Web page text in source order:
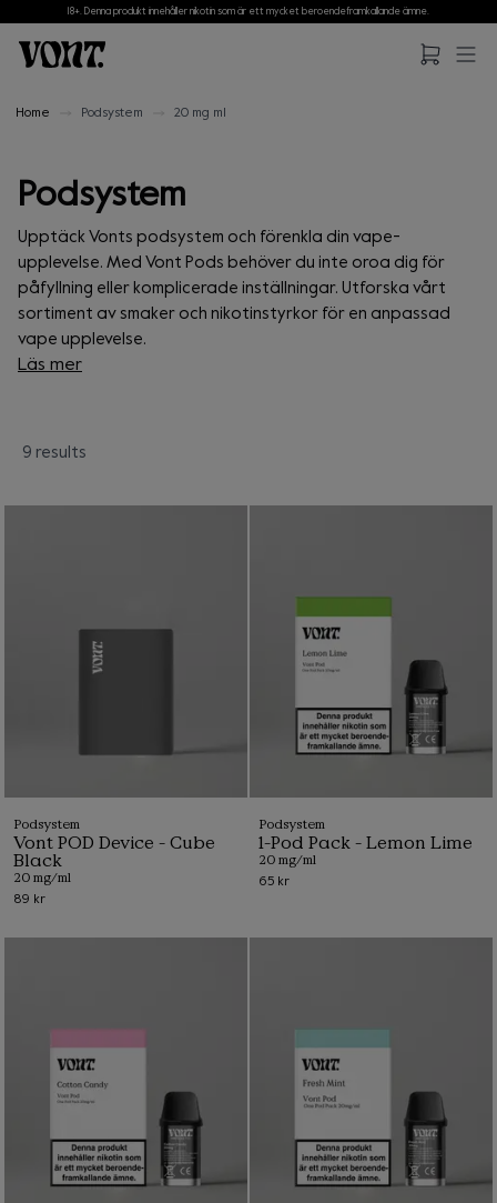
Hoppa till huvudinnehåll
18+. Denna produkt innehåller nikotin som är ett mycket beroendeframkallande ämne.
Home Podsystem 20 mg ml
Podsystem
Upptäck Vonts podsystem och förenkla din vape-
upplevelse. Med Vont Pods behöver du inte oroa dig för
påfyllning eller komplicerade inställningar. Utforska vårt
sortiment av smaker och nikotinstyrkor för en anpassad
vape upplevelse.
Läs mer
upplevelse. Dessa poddar är endast avsedda för vår Vont
9 results
Podsystem
Vont POD Device - Cube
Black
20 mg/ml
89 kr
Podsystem
1-Pod Pack - Lemon Lime
20 mg/ml
65 kr